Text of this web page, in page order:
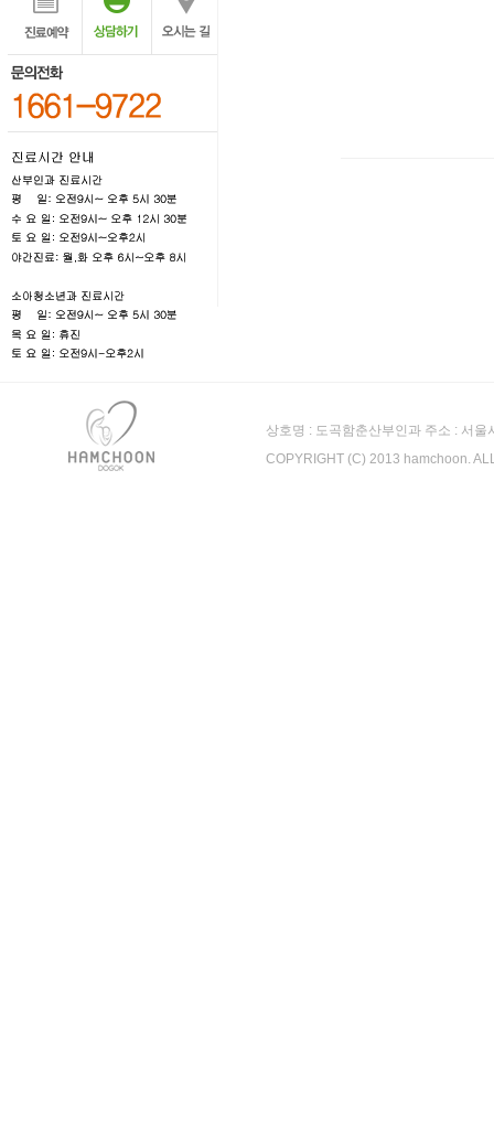
상호명 : 도곡함춘산부인과 주소 : 서
COPYRIGHT (C) 2013 hamchoon.